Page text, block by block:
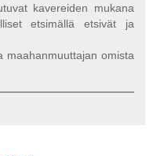
kavereiden mukana
etsimällä etsivät ja
maahanmuuttajan omista